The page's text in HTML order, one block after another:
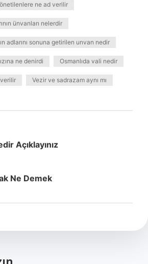
ne ad verilir
ünvanları nelerdir
adlarını sonuna getirilen unvan nedir
ne denirdi Osmanlıda vali nedir
Vezir ve sadrazam aynı mı
Açıklayınız
Ne Demek